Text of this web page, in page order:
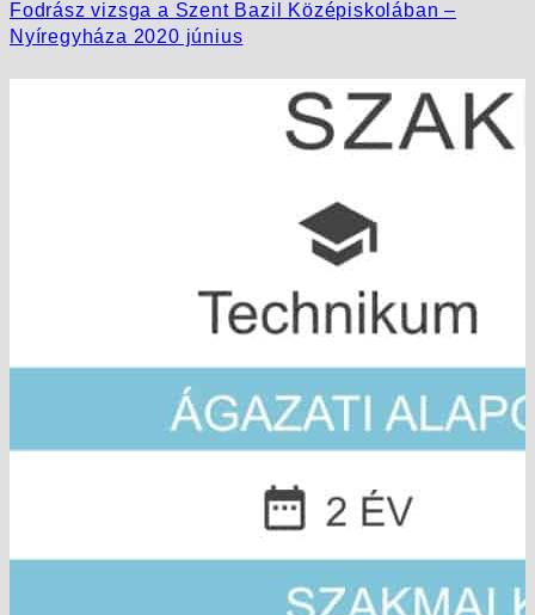
Fodrász vizsga a Szent Bazil Középiskolában –
Nyíregyháza 2020 június